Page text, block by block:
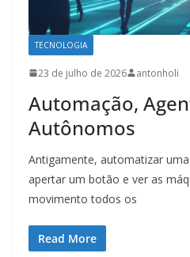
TECNOLOGIA
23 de julho de 2026 antonholi
Automação,
Autônomos
Antigamente, automatizar
apertar um botão e ver as
movimento todos os
Read More